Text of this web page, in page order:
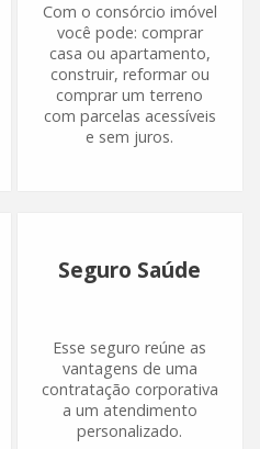
Com o consórcio imóvel
você pode: comprar
casa ou apartamento,
construir, reformar ou
comprar um terreno
com parcelas acessíveis
e sem juros.
Seguro Saúde
Esse seguro reúne as
vantagens de uma
contratação corporativa
a um atendimento
personalizado.